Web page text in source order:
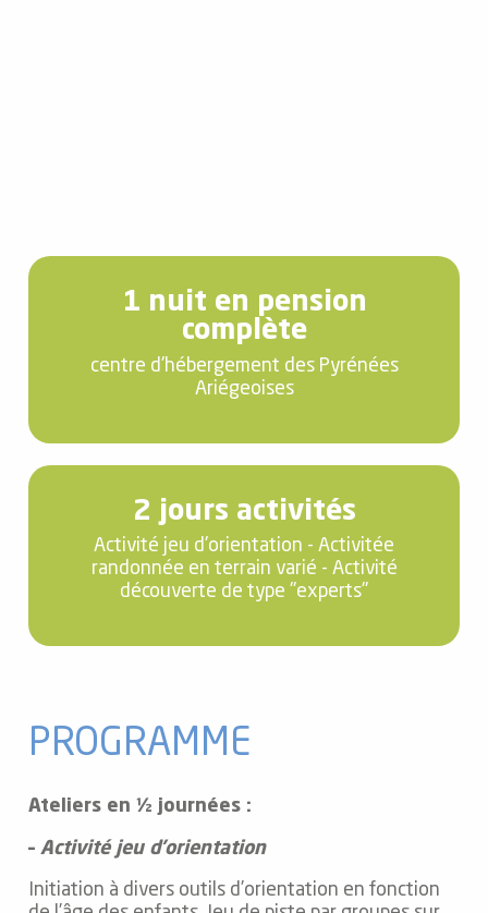
1 nuit en pension
complète
centre d'hébergement des Pyrénées
Ariégeoises
2 jours activités
Activité jeu d'orientation - Activitée
randonnée en terrain varié - Activité
découverte de type "experts"
PROGRAMME
Ateliers en ½ journées :
–Activité jeu d’orientation
Initiation à divers outils d’orientation en fonction